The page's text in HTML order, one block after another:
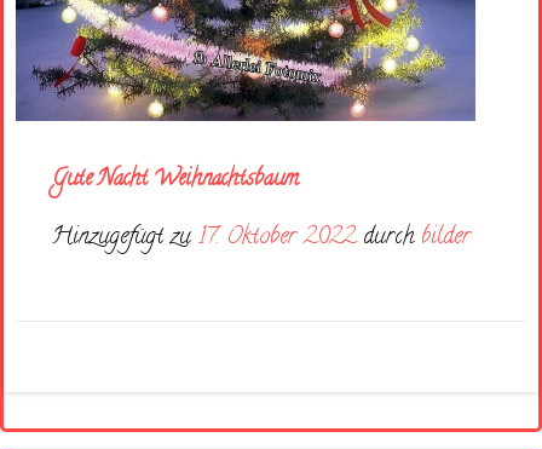
Gute Nacht Weihnachtsbaum
Hinzugefügt zu17. Oktober 2022 durch bilder